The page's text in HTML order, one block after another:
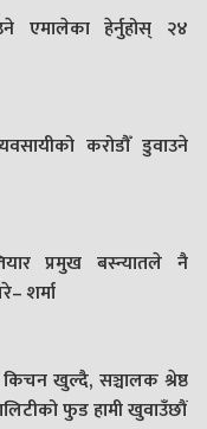
एमालेका हेर्नुहोस् २४
करोडौँ डुवाउने
प्रमुख बस्न्यातले नै
शर्मा
किचन खुल्दै, सञ्चालक श्रेष्ठ
फुड हामी खुवाउँछौं